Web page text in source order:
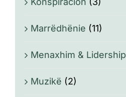
Marrëdhënie (11)
Menaxhim & Lidership
Muzikë (2)